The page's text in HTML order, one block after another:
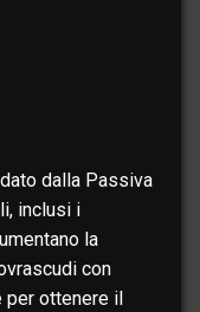
dalla Passiva
inclusi i
la
con
per ottenere il